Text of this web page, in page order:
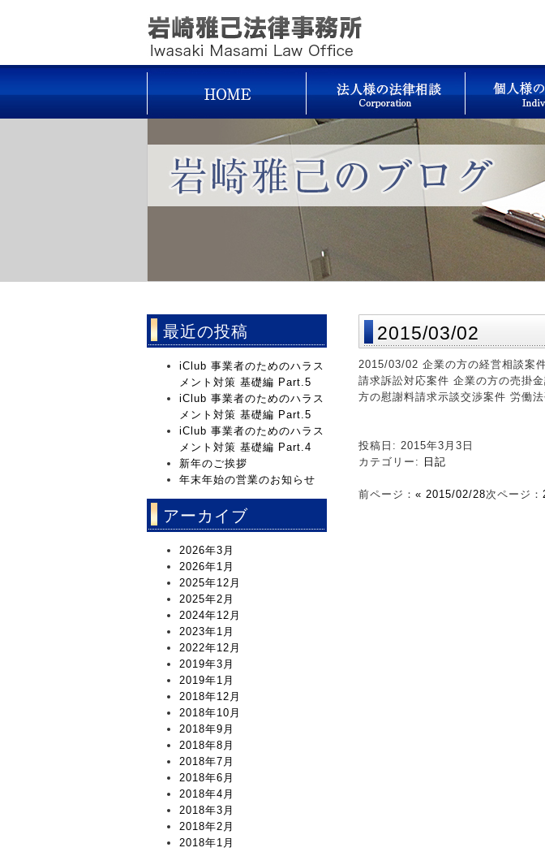
2015/03/02
2015/03/02 企業の方の経営相談案
請求訴訟対応案件 企業の方の売掛
方の慰謝料請求示談交渉案件 労働
投稿日: 2015年3月3日
カテゴリー:
日記
前ページ： « 2015/02/28次ページ：
最近の投稿
iClub 事業者のためのハラス
メント対策 基礎編 Part.5
iClub 事業者のためのハラス
メント対策 基礎編 Part.5
iClub 事業者のためのハラス
メント対策 基礎編 Part.4
新年のご挨拶
年末年始の営業のお知らせ
アーカイブ
2026年3月
2026年1月
2025年12月
2025年2月
2024年12月
2023年1月
2022年12月
2019年3月
2019年1月
2018年12月
2018年10月
2018年9月
2018年8月
2018年7月
2018年6月
2018年4月
2018年3月
2018年2月
2018年1月